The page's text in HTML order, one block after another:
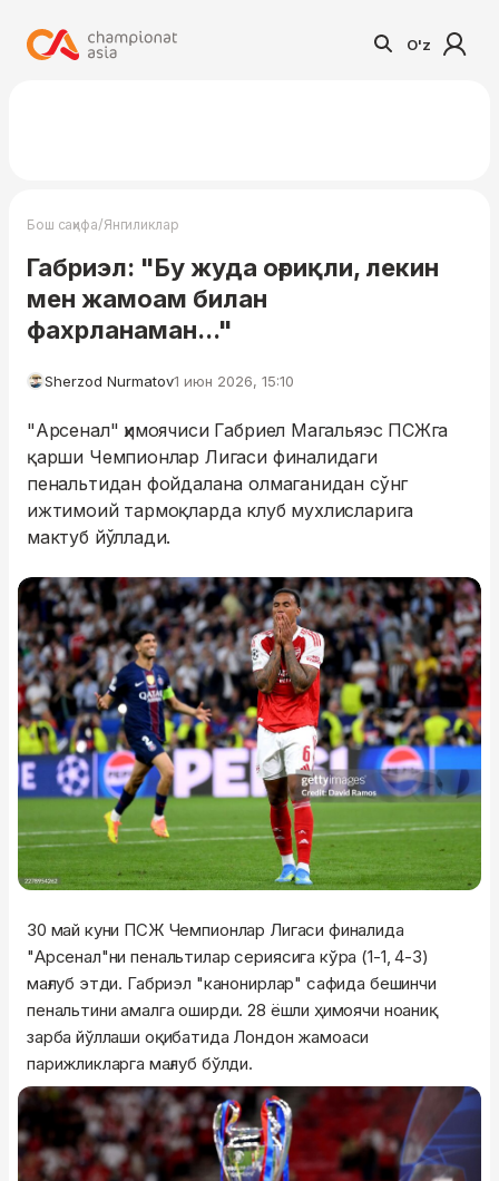
O'z
Бош саҳифа/Янгиликлар
Габриэл: "Бу жуда оғриқли, лекин
мен жамоам билан
фахрланаман..."
Sherzod Nurmatov1 июн 2026, 15:10
"Арсенал" ҳимоячиси Габриел Магальяэс ПСЖга
қарши Чемпионлар Лигаси финалидаги
пенальтидан фойдалана олмаганидан сўнг
ижтимоий тармоқларда клуб мухлисларига
мактуб йўллади.
30 май куни ПСЖ Чемпионлар Лигаси финалида
"Арсенал"ни пенальтилар сериясига кўра (1-1, 4-3)
мағлуб этди. Габриэл "канонирлар" сафида бешинчи
пенальтини амалга оширди. 28 ёшли ҳимоячи ноаниқ
зарба йўллаши оқибатида Лондон жамоаси
парижликларга мағлуб бўлди.